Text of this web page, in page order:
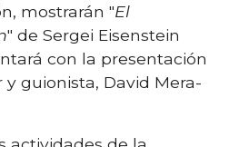
mostrarán "El
" de Sergei Eisenstein
con la presentación
guionista, David Mera-